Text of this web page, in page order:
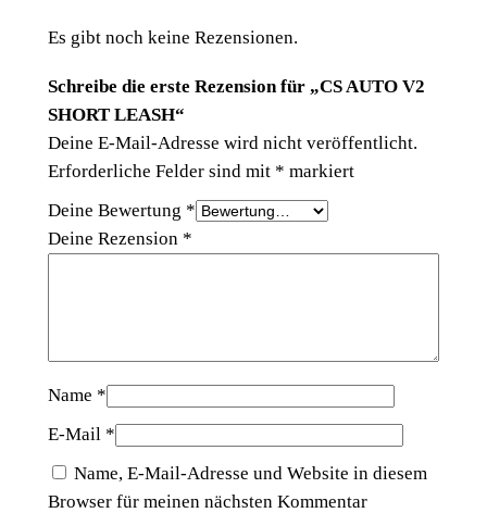
O
T
L
E
A
S
H
M
Es gibt noch keine Rezensionen.
Schreibe die erste Rezension für „CS AUTO V2
SHORT LEASH“
Deine E-Mail-Adresse wird nicht veröffentlicht.
Erforderliche Felder sind mit * markiert
Deine Bewertung *
Deine Rezension *
Name *
E-Mail *
Name, E-Mail-Adresse und Website in diesem
Browser für meinen nächsten Kommentar